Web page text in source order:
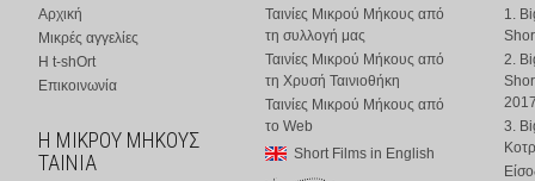
Αρχική
Μικρές αγγελίες
Η t-shOrt
Επικοινωνία
Η ΜΙΚΡΟΥ ΜΗΚΟΥΣ
ΤΑΙΝΙΑ
Ταινίες Μικρού Μήκους από
τη συλλογή μας
Ταινίες Μικρού Μήκους από
τη Χρυσή Ταινιοθήκη
Ταινίες Μικρού Μήκους από
το Web
Short Films in English
1.
2.
3.